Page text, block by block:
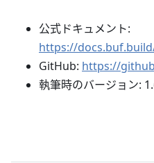
公式ドキュメント:
https://
GitHub: https://
執筆時のバージョン: